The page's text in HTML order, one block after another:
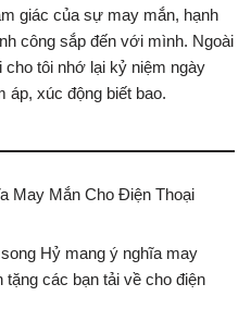
giác của sự may mắn, hạnh
công sắp đến với mình. Ngoài
tôi nhớ lại kỷ niệm ngày
áp, xúc động biết bao.
May Mắn Cho Điện Thoại
Hỷ mang ý nghĩa may
tặng các bạn tải về cho điện